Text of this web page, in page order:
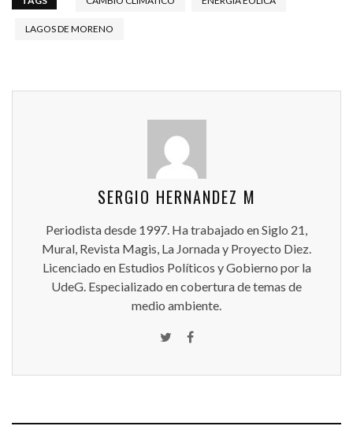
LAGOS DE MORENO
SERGIO HERNANDEZ M
Periodista desde 1997. Ha trabajado en Siglo 21,
Mural, Revista Magis, La Jornada y Proyecto Diez.
Licenciado en Estudios Políticos y Gobierno por la
UdeG. Especializado en cobertura de temas de
medio ambiente.